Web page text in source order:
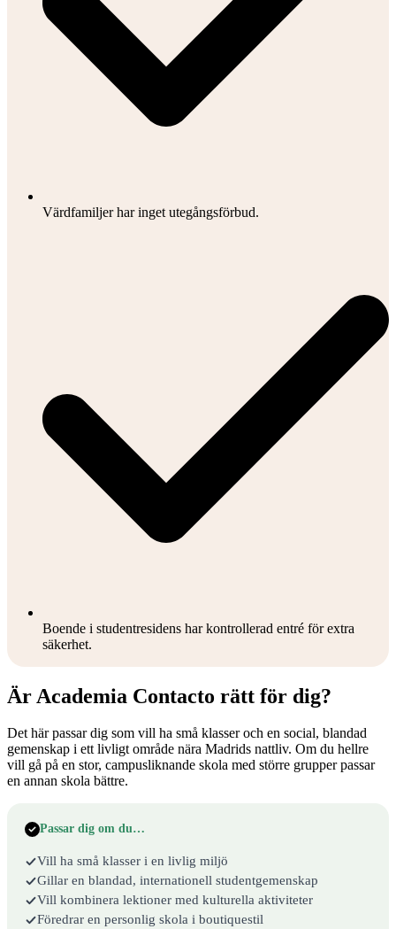
Värdfamiljer har inget utegångsförbud.
Boende i studentresidens har kontrollerad entré för extra
säkerhet.
Är Academia Contacto rätt för dig?
Det här passar dig som vill ha små klasser och en social, blandad
gemenskap i ett livligt område nära Madrids nattliv. Om du hellre
vill gå på en stor, campusliknande skola med större grupper passar
en annan skola bättre.
Passar dig om du…
Vill ha små klasser i en livlig miljö
Gillar en blandad, internationell studentgemenskap
Vill kombinera lektioner med kulturella aktiviteter
Föredrar en personlig skola i boutiquestil